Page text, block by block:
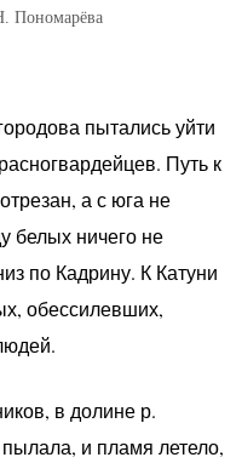
Пономарёва
пытались уйти
Путь к
а с юга не
белых ничего не
по Кадрину. К Катуни
обессилевших,
в долине р.
и пламя летело,